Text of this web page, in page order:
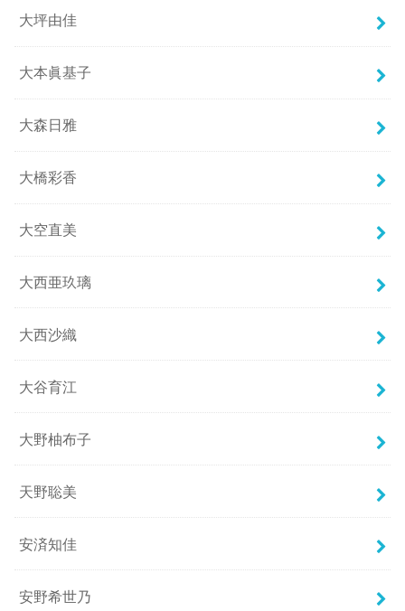
大坪由佳
大本眞基子
大森日雅
大橋彩香
大空直美
大西亜玖璃
大西沙織
大谷育江
大野柚布子
天野聡美
安済知佳
安野希世乃